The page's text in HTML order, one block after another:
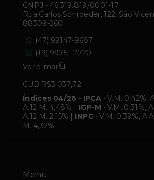
Menu
CNPJ - 46.319.819/0001-17
Rua Carlos Schroeder, 122, São
88309-260
(47) 99147-9687
(19) 99751-2720
Ver e-mail
CUB R$3.037,72
Índices 04/26 - IPCA • V.M. 0,42%,
A.12 M. 4,48% | IGP-M • V.M. 0,31%,
A.12 M. 2,15% | INPC • V.M. 0,39%,
M. 4,32%